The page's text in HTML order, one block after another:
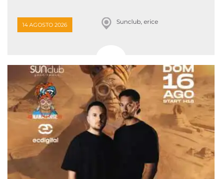
14 AGOSTO 2026 Sunclub, erice